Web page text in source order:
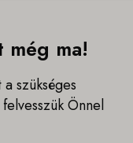
ma!
szükséges
Önnel